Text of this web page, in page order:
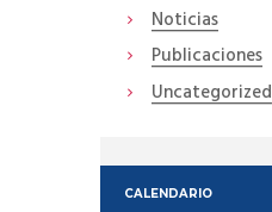
Noticias
Publicaciones
Uncategorized
CALENDARIO